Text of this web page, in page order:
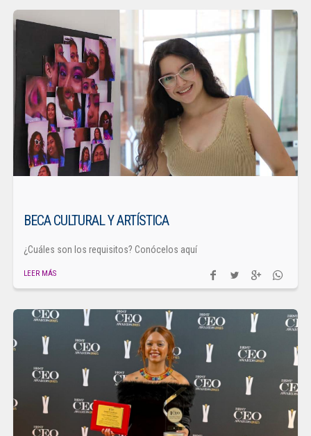
BECA CULTURAL Y ARTÍSTICA
¿Cuáles son los requisitos? Conócelos aquí
LEER MÁS